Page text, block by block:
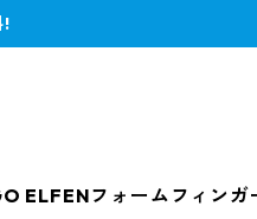
!
ELFENフォームフィンガ